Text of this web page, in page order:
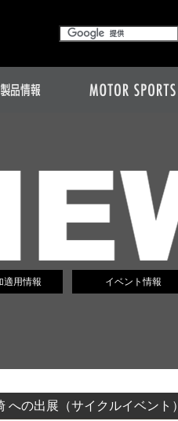
適用情報 イベント情報
の出展（サイクルイベント）